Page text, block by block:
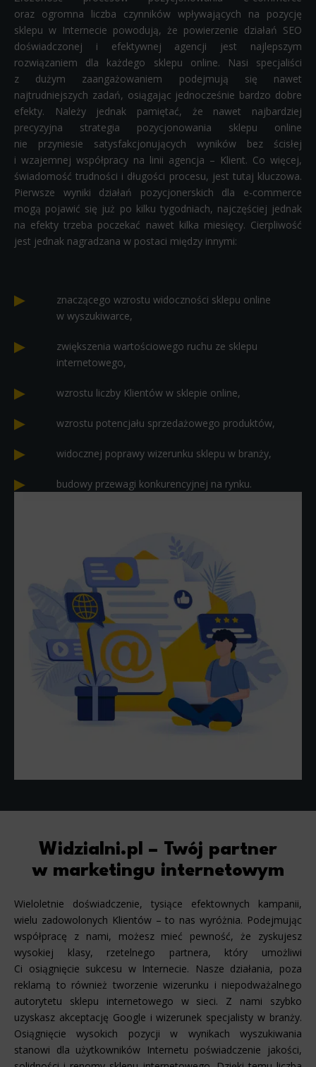
oraz ogromna liczba czynników wpływających na pozycję
sklepu w Internecie powodują, że powierzenie działań SEO
doświadczonej i efektywnej agencji jest najlepszym
rozwiązaniem dla każdego sklepu online. Nasi specjaliści
z dużym zaangażowaniem podejmują się nawet
najtrudniejszych zadań, osiągając jednocześnie bardzo dobre
efekty. Należy jednak pamiętać, że nawet najbardziej
precyzyjna strategia pozycjonowania sklepu online
nie przyniesie satysfakcjonujących wyników bez ścisłej
i wzajemnej współpracy na linii agencja – Klient. Co więcej,
świadomość trudności i długości procesu, jest tutaj kluczowa.
Pierwsze wyniki działań pozycjonerskich dla e-commerce
mogą pojawić się już po kilku tygodniach, najczęściej jednak
na efekty trzeba poczekać nawet kilka miesięcy. Cierpliwość
jest jednak nagradzana w postaci między innymi:
znaczącego wzrostu widoczności sklepu online
w wyszukiwarce,
zwiększenia wartościowego ruchu ze sklepu
internetowego,
wzrostu liczby Klientów w sklepie online,
wzrostu potencjału sprzedażowego produktów,
widocznej poprawy wizerunku sklepu w branży,
budowy przewagi konkurencyjnej na rynku.
Widzialni.pl – Twój partner
w marketingu internetowym
Wieloletnie doświadczenie, tysiące efektownych kampanii,
wielu zadowolonych Klientów – to nas wyróżnia. Podejmując
współpracę z nami, możesz mieć pewność, że zyskujesz
wysokiej klasy, rzetelnego partnera, który umożliwi
Ci osiągnięcie sukcesu w Internecie. Nasze działania, poza
reklamą to również tworzenie wizerunku i niepodważalnego
autorytetu sklepu internetowego w sieci. Z nami szybko
uzyskasz akceptację Google i wizerunek specjalisty w branży.
Osiągnięcie wysokich pozycji w wynikach wyszukiwania
stanowi dla użytkowników Internetu poświadczenie jakości,